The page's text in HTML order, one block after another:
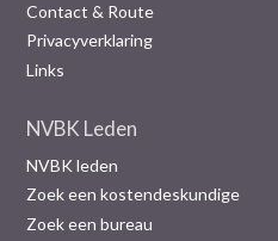
Contact & Route
Privacyverklaring
Links
NVBK Leden
NVBK leden
Zoek een kostendeskundige
Zoek een bureau